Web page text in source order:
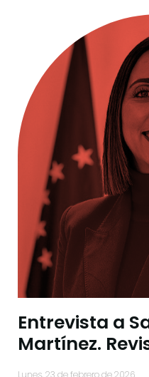
Entrevista a
Martínez.